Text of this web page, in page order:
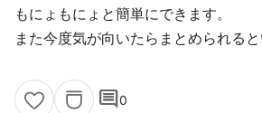
もにょもにょと簡単にできます。
また今度気が向いたらまとめられると
comment0